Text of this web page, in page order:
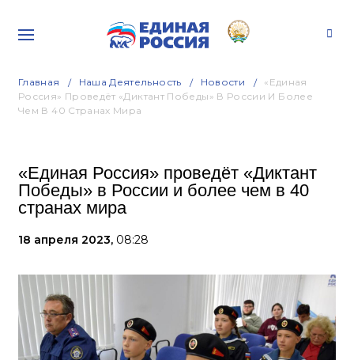
Главная Наша Деятельность Новости
«Единая
Россия» Проведёт «Диктант Победы» В России И Более
Чем В 40 Странах Мира
«Единая Россия» проведёт «Диктант
Победы» в России и более чем в 40
странах мира
18 апреля 2023, 08:28